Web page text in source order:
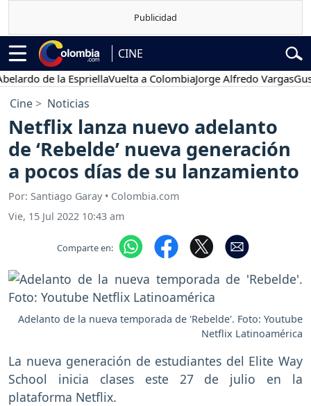
CINE
de la EspriellaVuelta a ColombiaJorge Alfredo Vargas
Cine Noticias
Netflix lanza nuevo adelanto
de ‘Rebelde’ nueva generación
a pocos días de su lanzamiento
Por: Santiago Garay • Colombia.com
Vie, 15 Jul 2022 10:43 am
Comparte en:
Adelanto de la nueva temporada de 'Rebelde'. Foto: Youtube
Netflix Latinoamérica
La nueva generación de estudiantes del Elite Way
School inicia clases este 27 de julio en la
plataforma Netflix.